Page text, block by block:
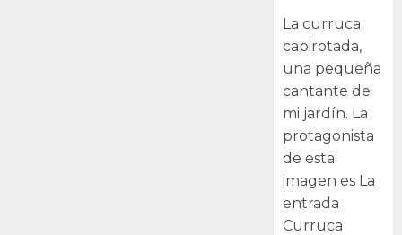
La curruca
capirotada,
una pequeña
cantante de
mi jardín. La
protagonista
de esta
imagen es La
entrada
Curruca